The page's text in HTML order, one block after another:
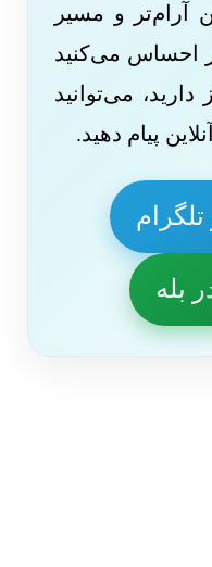
آرام‌تر و مسیر
احساس می‌کنید
می‌توانید
پیام دهید.
بله